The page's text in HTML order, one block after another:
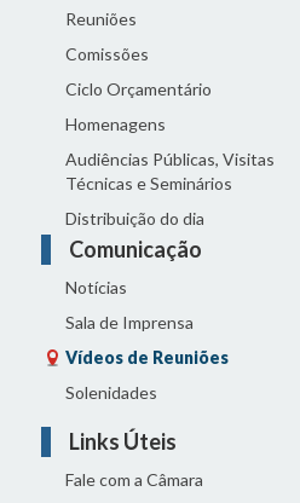
Reuniões
Comissões
Ciclo Orçamentário
Homenagens
Audiências Públicas, Visitas
Técnicas e Seminários
Distribuição do dia
Comunicação
Notícias
Sala de Imprensa
Vídeos de Reuniões
Solenidades
Links Úteis
Fale com a Câmara